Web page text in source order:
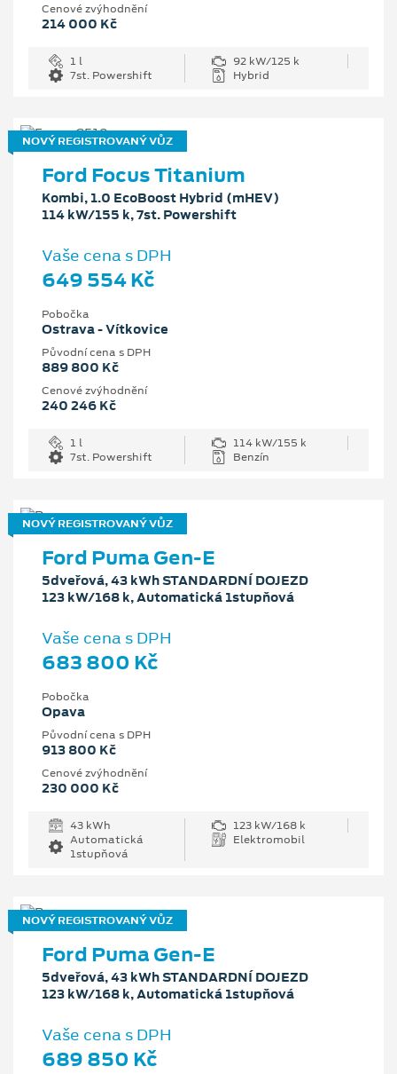
Cenové zvýhodnění
214 000 Kč
1 l
92 kW/125 k
7st. Powershift
Hybrid
NOVÝ REGISTROVANÝ VŮZ
Ford Focus Titanium
Kombi, 1.0 EcoBoost Hybrid (mHEV)
114 kW/155 k, 7st. Powershift
Vaše cena s DPH
649 554 Kč
Pobočka
Ostrava - Vítkovice
Původní cena s DPH
889 800 Kč
Cenové zvýhodnění
240 246 Kč
1 l
114 kW/155 k
7st. Powershift
Benzín
NOVÝ REGISTROVANÝ VŮZ
Ford Puma Gen-E
5dveřová, 43 kWh STANDARDNÍ DOJEZD
123 kW/168 k, Automatická 1stupňová
Vaše cena s DPH
683 800 Kč
Pobočka
Opava
Původní cena s DPH
913 800 Kč
Cenové zvýhodnění
230 000 Kč
43 kWh
123 kW/168 k
Automatická
1stupňová
Elektromobil
NOVÝ REGISTROVANÝ VŮZ
Ford Puma Gen-E
5dveřová, 43 kWh STANDARDNÍ DOJEZD
123 kW/168 k, Automatická 1stupňová
Vaše cena s DPH
689 850 Kč